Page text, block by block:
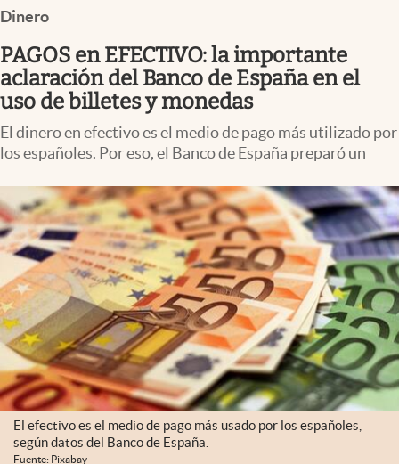
Dinero
PAGOS en EFECTIVO: la importante
aclaración del Banco de España en el
uso de billetes y monedas
El dinero en efectivo es el medio de pago más utilizado por
los españoles. Por eso, el Banco de España preparó un
El efectivo es el medio de pago más usado por los españoles,
según datos del Banco de España.
Fuente: Pixabay